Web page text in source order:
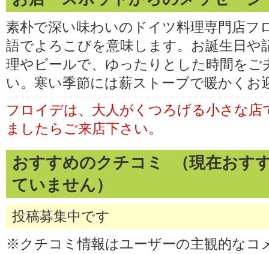
素朴で深い味わいのドイツ料理専門店
語でよろこびを意味します。お誕生日や
理やビールで、ゆったりとした時間をご
い。寒い季節には薪ストーブで暖かくお
フロイデは、大人がくつろげる小さな
ましたらご来店下さい。
おすすめのクチコミ （現在おす
ていません）
投稿募集中です
※クチコミ情報はユーザーの主観的なコ